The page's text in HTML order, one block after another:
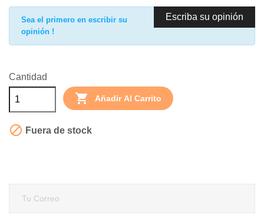
Escriba su opinión
Sea el primero en escribir su
opinión !
Cantidad
 Añadir Al Carrito
 Fuera de stock